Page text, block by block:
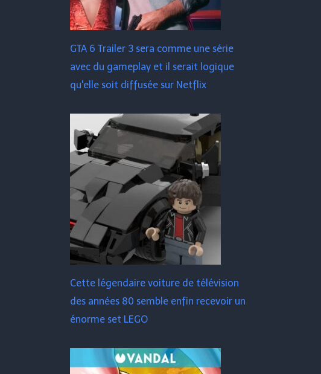
GTA 6 Trailer 3 sera comme une série
avec du gameplay et il serait logique
qu'elle soit diffusée sur Netflix
Cette légendaire voiture de télévision
des années 80 semble enfin recevoir un
énorme set LEGO